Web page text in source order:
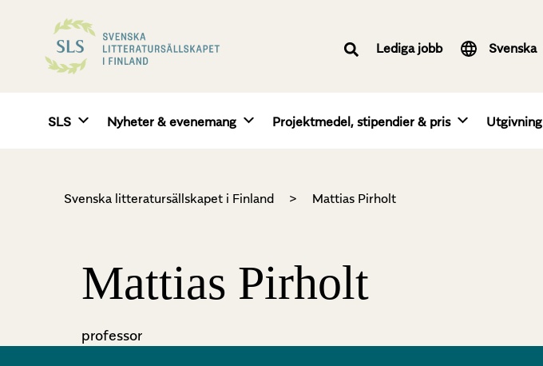
Lediga jobb Svenska
English
SLS Nyheter & evenemang Projektmedel, stipendier & pris Utgivning
Svenska litteratursällskapet i Finland > Mattias Pirholt
Mattias Pirholt
professor